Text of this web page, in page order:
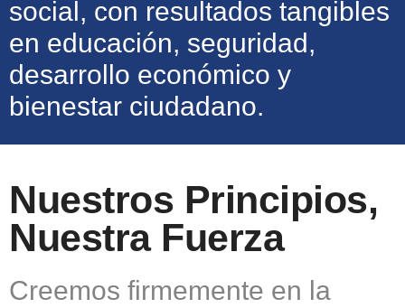
social, con resultados tangibles
en educación, seguridad,
desarrollo económico y
bienestar ciudadano.
Nuestros Principios,
Nuestra Fuerza
Creemos firmemente en la